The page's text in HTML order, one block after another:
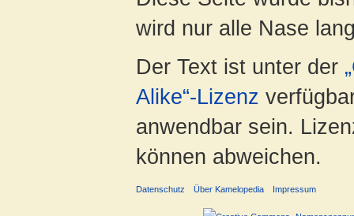
wird nur alle Nase
Der Text ist unter der
Alike“-Lizenz
anwendbar sein.
können abweichen.
Datenschutz Über Kamelopedia Impressum